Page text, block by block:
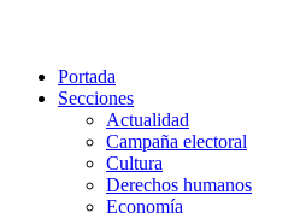
Portada
Secciones
Actualidad
Campaña electoral
Cultura
Derechos humanos
Economía